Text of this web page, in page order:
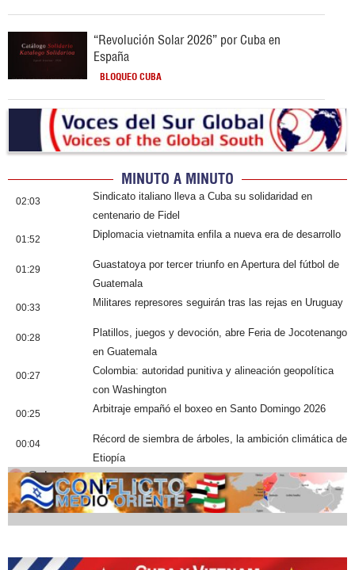
“Revolución Solar 2026” por Cuba en
España
BLOQUEO CUBA
MINUTO A MINUTO
02:03
Sindicato italiano lleva a Cuba su solidaridad en
centenario de Fidel
01:52 Diplomacia vietnamita enfila a nueva era de desarrollo
01:29
Guastatoya por tercer triunfo en Apertura del fútbol de
Guatemala
00:33 Militares represores seguirán tras las rejas en Uruguay
00:28
Platillos, juegos y devoción, abre Feria de Jocotenango
en Guatemala
00:27
Colombia: autoridad punitiva y alineación geopolítica
con Washington
00:25 Arbitraje empañó el boxeo en Santo Domingo 2026
00:04
Récord de siembra de árboles, la ambición climática de
Etiopía
Cobertura